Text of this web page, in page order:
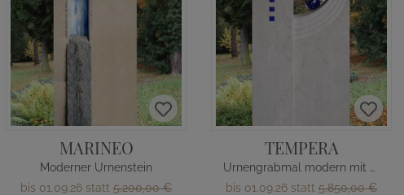
MARINEO
Moderner Urnenstein
bis 01.09.26 statt 5.200,00 €
TEMPERA
Urnengrabmal modern mit blauem Glas
bis 01.09.26 statt 5.850,00 €